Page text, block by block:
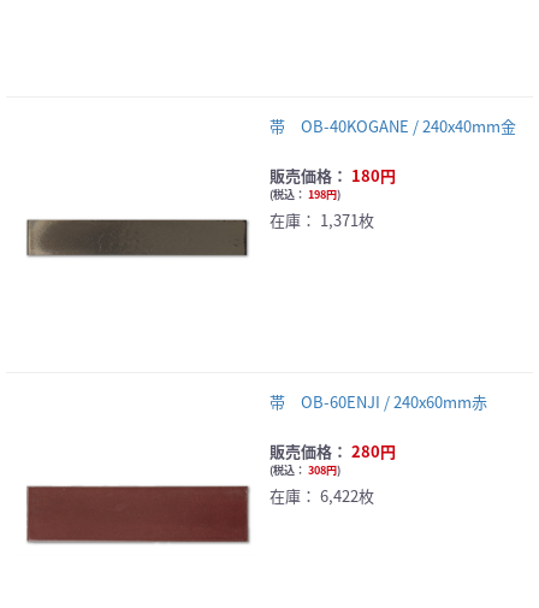
帯 OB-40KOGANE / 240x40mm金
販売価格： 180円
(税込： 198円)
在庫： 1,371枚
帯 OB-60ENJI / 240x60mm赤
販売価格： 280円
(税込： 308円)
在庫： 6,422枚